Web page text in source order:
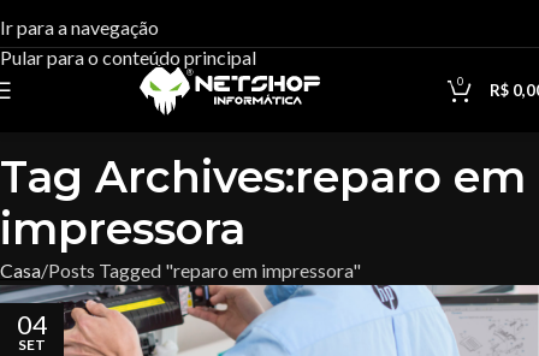
Ir para a navegação
Pular para o conteúdo principal
0 R$
Tag Archives:reparo em
impressora
Casa Posts Tagged "reparo em impressora"
04
SET